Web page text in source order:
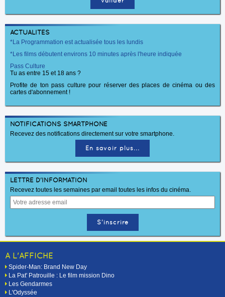
ACTUALITÉS
*La Programmation est actualisée tous les lundis
*Les films débutent environs 10 minutes après l'heure indiquée
Pass Culture
Tu as entre 15 et 18 ans ?
Profite de ton pass culture pour réserver des places de cinéma ou des
cartes d'abonnement !
NOTIFICATIONS SMARTPHONE
Recevez des notifications directement sur votre smartphone.
En savoir plus...
LETTRE D'INFORMATION
Recevez toutes les semaines par email toutes les infos du cinéma.
A L'AFFICHE
Spider-Man: Brand New Day
La Pat' Patrouille : Le film mission Dino
Les Gendarmes
L'Odyssée